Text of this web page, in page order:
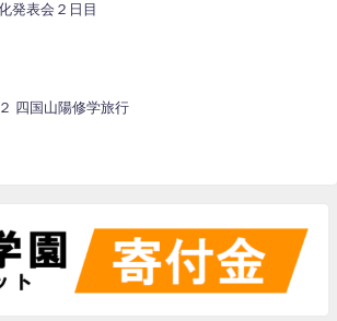
発表会２日目
四国山陽修学旅行